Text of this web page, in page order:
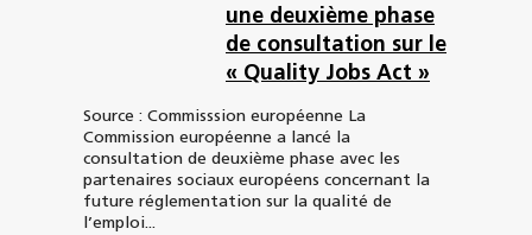
une deuxième phase
de consultation sur le
« Quality Jobs Act »
Source : Commisssion européenne La
Commission européenne a lancé la
consultation de deuxième phase avec les
partenaires sociaux européens concernant la
future réglementation sur la qualité de
l’emploi...